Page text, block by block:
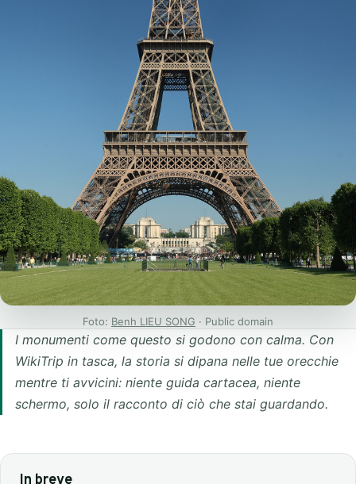
Foto: Benh LIEU SONG · Public domain
I monumenti come questo si godono con calma. Con
WikiTrip in tasca, la storia si dipana nelle tue orecchie
mentre ti avvicini: niente guida cartacea, niente
schermo, solo il racconto di ciò che stai guardando.